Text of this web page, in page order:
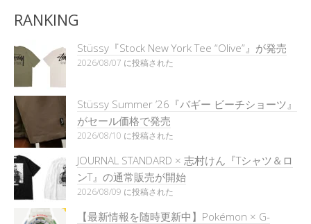
RANKING
Stüssy『Stock New York Tee “Olive”』が発売
2026/08/07 に投稿された
Stüssy Summer ’26『バギー ビーチショーツ』
がセール価格で発売
2026/08/10 に投稿された
JOURNAL STANDARD × 志村けん『Tシャツ＆ロ
ンT』の通常販売が開始
2026/08/09 に投稿された
【最新情報を随時更新中】Pokémon × G-